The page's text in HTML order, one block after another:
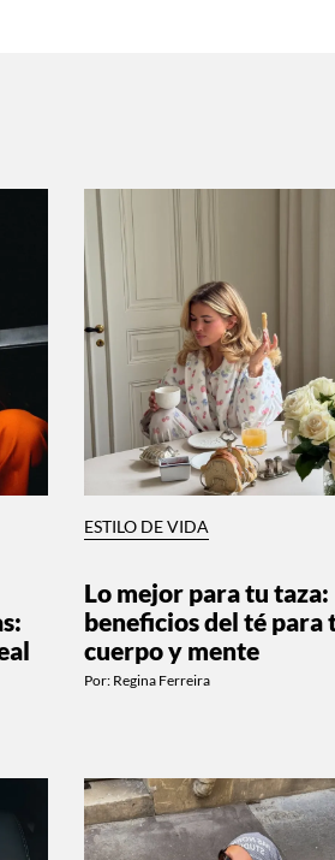
ESTILO DE VIDA
Lo mejor para tu taza:
beneficios del té para
cuerpo y mente
Por: Regina Ferreira